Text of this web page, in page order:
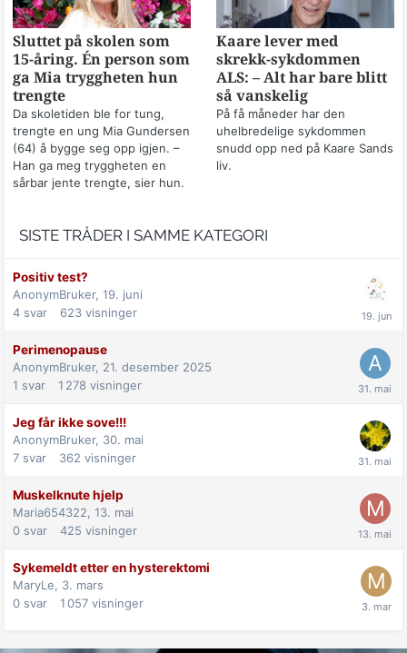
Sluttet på skolen som
15-åring. Én person som
ga Mia tryggheten hun
trengte
Da skoletiden ble for tung,
trengte en ung Mia Gundersen
(64) å bygge seg opp igjen. –
Han ga meg tryggheten en
sårbar jente trengte, sier hun.
Kaare lever med
skrekk-sykdommen
ALS: – Alt har bare blitt
så vanskelig
På få måneder har den
uhelbredelige sykdommen
snudd opp ned på Kaare Sands
liv.
SISTE TRÅDER I SAMME KATEGORI
Positiv test?
AnonymBruker, 19. juni
4 svar 623 visninger
Perimenopause
AnonymBruker, 21. desember 2025
1 svar 1 278 visninger
Jeg får ikke sove!!!
AnonymBruker, 30. mai
7 svar 362 visninger
Muskelknute hjelp
Maria654322, 13. mai
0 svar 425 visninger
Sykemeldt etter en hysterektomi
MaryLe, 3. mars
0 svar 1 057 visninger